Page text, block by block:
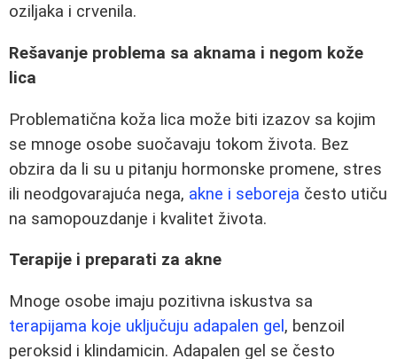
oziljaka i crvenila.
Rešavanje problema sa aknama i negom kože
lica
Problematična koža lica može biti izazov sa kojim
se mnoge osobe suočavaju tokom života. Bez
obzira da li su u pitanju hormonske promene, stres
ili neodgovarajuća negа, akne i seboreja često utiču
na samopouzdanje i kvalitet života.
Terapije i preparati za akne
Mnoge osobe imaju pozitivna iskustva sa
terapijama koje uključuju adapalen gel , benzoil
peroksid i klindamicin. Adapalen gel se često